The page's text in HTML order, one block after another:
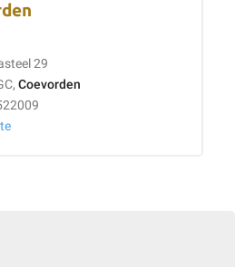
29
Coevorden